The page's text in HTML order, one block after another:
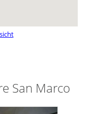
San Marco